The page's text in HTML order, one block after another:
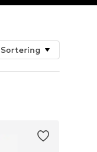
Sortering